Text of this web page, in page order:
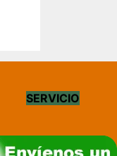
SERVICIO